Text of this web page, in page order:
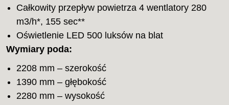
Całkowity przepływ powietrza 4 wentlatory 280
m3/h*, 155 sec**
Oświetlenie LED 500 luksów na blat
Wymiary poda:
2208 mm – szerokość
1390 mm – głębokość
2280 mm – wysokość